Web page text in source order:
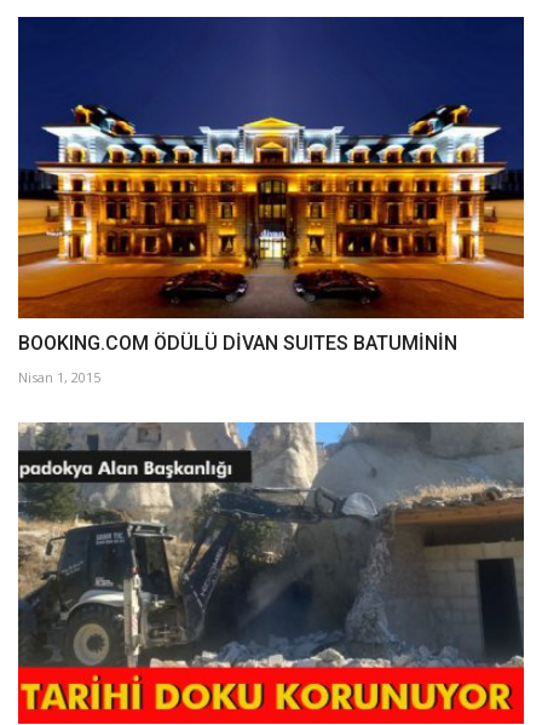
BOOKING.COM ÖDÜLÜ DİVAN SUITES BATUMİNİN
Nisan 1, 2015